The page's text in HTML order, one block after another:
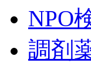
NPO
調剤